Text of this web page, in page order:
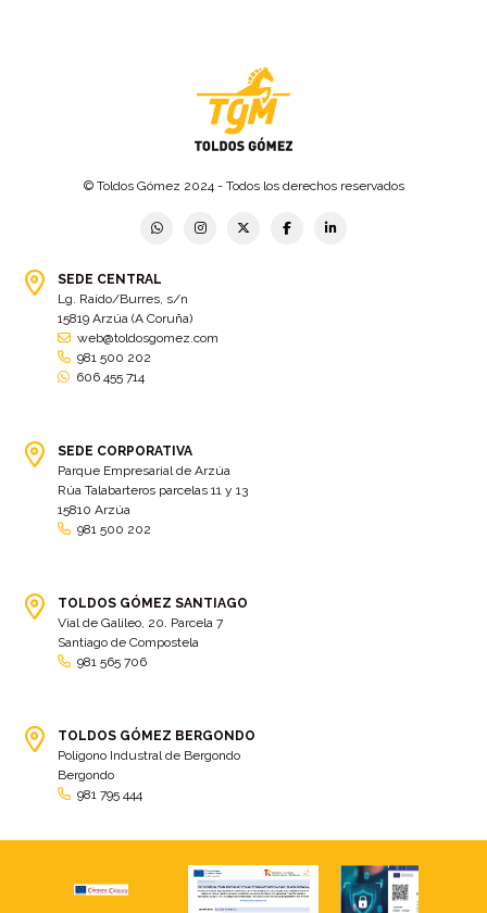
© Toldos Gómez 2024 - Todos los derechos reservados
SEDE CENTRAL
Lg. Raído/Burres, s/n
15819 Arzúa (A Coruña)
web@toldosgomez.com
981 500 202
606 455 714
SEDE CORPORATIVA
Parque Empresarial de Arzúa
Rúa Talabarteros parcelas 11 y 13
15810 Arzúa
981 500 202
TOLDOS GÓMEZ SANTIAGO
Vial de Galileo, 20. Parcela 7
Santiago de Compostela
981 565 706
TOLDOS GÓMEZ BERGONDO
Polígono Industral de Bergondo
Bergondo
981 795 444